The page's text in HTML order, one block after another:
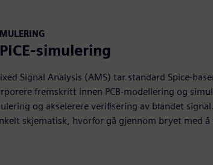
simulering
Signal Analysis (AMS) tar standard Spice-
fremskritt innen PCB-modellering og
og akselerere verifisering av blandet
skjematisk, hvorfor gå gjennom bryet med